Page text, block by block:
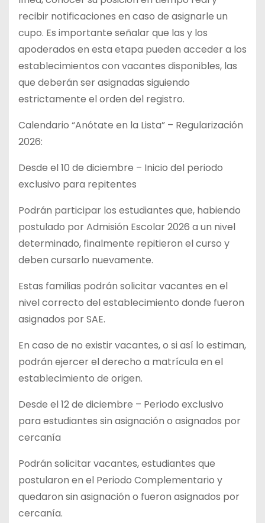
recibir notificaciones en caso de asignarle un
cupo. Es importante señalar que las y los
apoderados en esta etapa pueden acceder a los
establecimientos con vacantes disponibles, las
que deberán ser asignadas siguiendo
estrictamente el orden del registro.
Calendario “Anótate en la Lista” – Regularización
2026:
Desde el 10 de diciembre – Inicio del periodo
exclusivo para repitentes
Podrán participar los estudiantes que, habiendo
postulado por Admisión Escolar 2026 a un nivel
determinado, finalmente repitieron el curso y
deben cursarlo nuevamente.
Estas familias podrán solicitar vacantes en el
nivel correcto del establecimiento donde fueron
asignados por SAE.
En caso de no existir vacantes, o si así lo estiman,
podrán ejercer el derecho a matrícula en el
establecimiento de origen.
Desde el 12 de diciembre – Periodo exclusivo
para estudiantes sin asignación o asignados por
cercanía
Podrán solicitar vacantes, estudiantes que
postularon en el Periodo Complementario y
quedaron sin asignación o fueron asignados por
cercanía.